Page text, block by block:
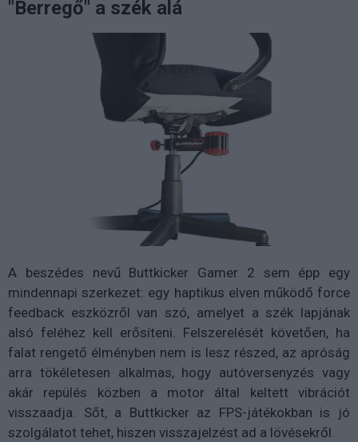
"Berregő" a szék alá
A beszédes nevű Buttkicker Gamer 2 sem épp egy
mindennapi szerkezet: egy haptikus elven működő force
feedback eszközről van szó, amelyet a szék lapjának
alsó feléhez kell erősíteni. Felszerelését követően, ha
falat rengető élményben nem is lesz részed, az apróság
arra tökéletesen alkalmas, hogy autóversenyzés vagy
akár repülés közben a motor által keltett vibrációt
visszaadja. Sőt, a Buttkicker az FPS-játékokban is jó
szolgálatot tehet, hiszen visszajelzést ad a lövésekről.